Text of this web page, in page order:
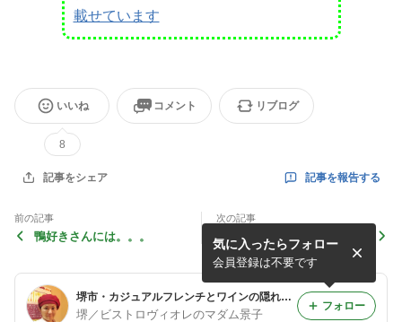
載せています
いいね
8
コメント リブログ
記事をシェア 記事を報告する
前の記事
鴨好きさんには。。。
次の記事
シェフおまかせコース
堺市・カジュアルフレンチとワインの隠れ家・ビストロヴィオレより。
堺／ビストロヴィオレのマダム景子
気に入ったらフォロー
会員登録は不要です
フォロー